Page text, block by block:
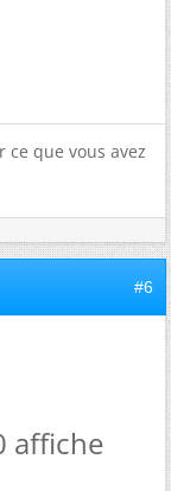
que vous avez
#6
affiche